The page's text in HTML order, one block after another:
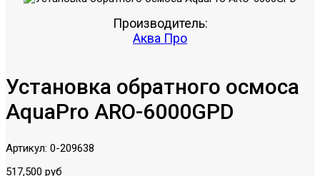
Производитель:
Аква Про
Установка обратного осмоса
AquaPro ARO-6000GPD
Артикул: 0-209638
517,500 руб